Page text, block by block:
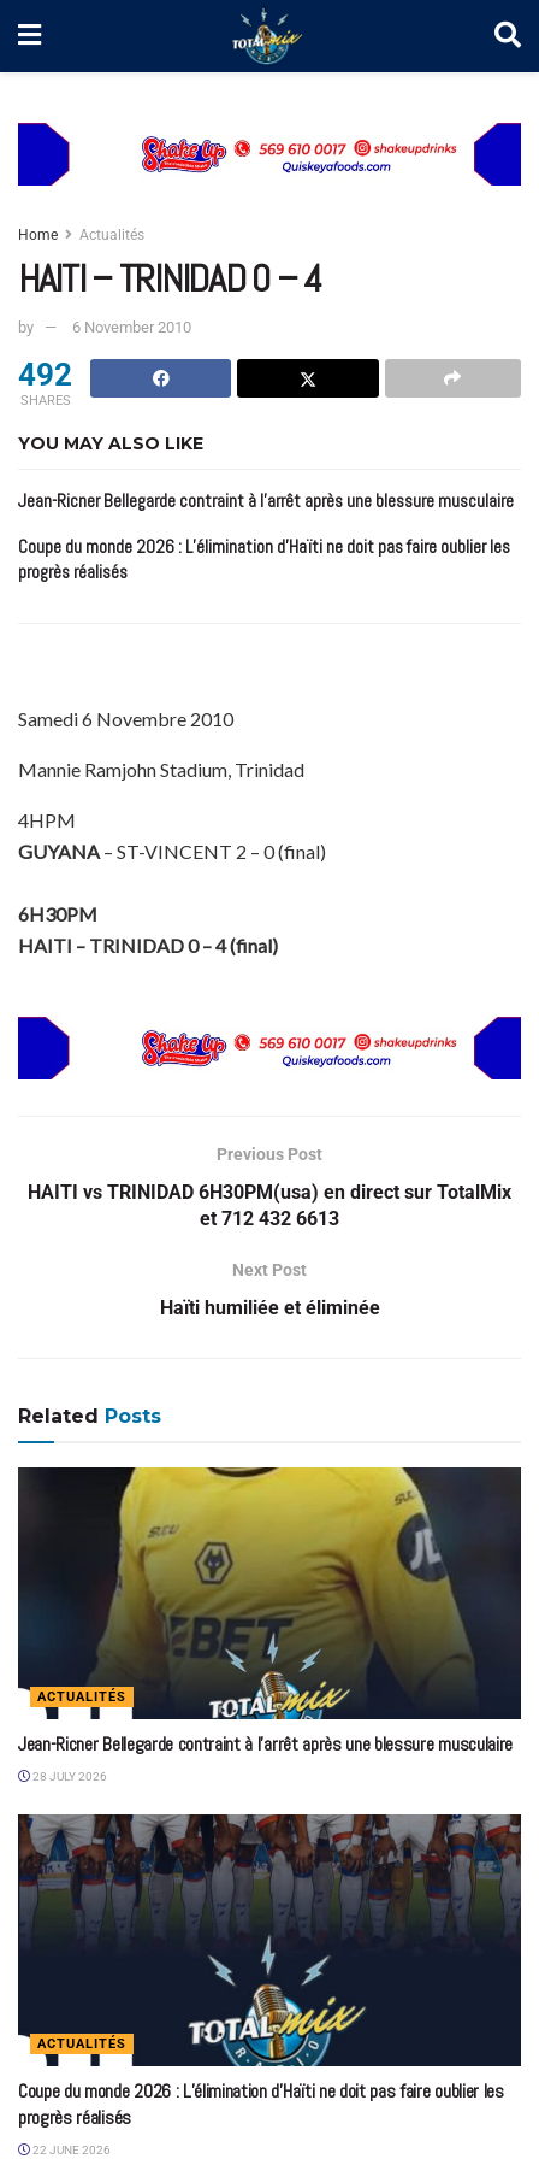
Home Actualités
HAITI – TRINIDAD 0 – 4
by 6 November 2010
492
SHARES
YOU MAY ALSO LIKE
Jean-Ricner Bellegarde contraint à l’arrêt après une blessure musculaire
Coupe du monde 2026 : L’élimination d’Haïti ne doit pas faire oublier les
progrès réalisés
Samedi 6 Novembre 2010
Mannie Ramjohn Stadium, Trinidad
4HPM
GUYANA – ST-VINCENT 2 – 0 (final)
6H30PM
HAITI – TRINIDAD0 – 4 (final)
Previous Post
HAITI vs TRINIDAD 6H30PM(usa) en direct sur TotalMix
et 712 432 6613
Next Post
Haïti humiliée et éliminée
Related Posts
ACTUALITÉS
Jean-Ricner Bellegarde contraint à l’arrêt après une blessure musculaire
28 JULY 2026
ACTUALITÉS
Coupe du monde 2026 : L’élimination d’Haïti ne doit pas faire oublier les
progrès réalisés
22 JUNE 2026